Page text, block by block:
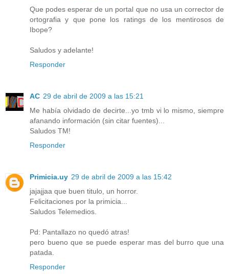
Que podes esperar de un portal que no usa un corrector de
ortografia y que pone los ratings de los mentirosos de
Ibope?
Saludos y adelante!
Responder
AC 29 de abril de 2009 a las 15:21
Me había olvidado de decirte...yo tmb vi lo mismo, siempre
afanando información (sin citar fuentes)...
Saludos TM!
Responder
Primicia.uy 29 de abril de 2009 a las 15:42
jajajjaa que buen titulo, un horror.
Felicitaciones por la primicia...
Saludos Telemedios.
Pd: Pantallazo no quedó atras!
pero bueno que se puede esperar mas del burro que una
patada.
Responder